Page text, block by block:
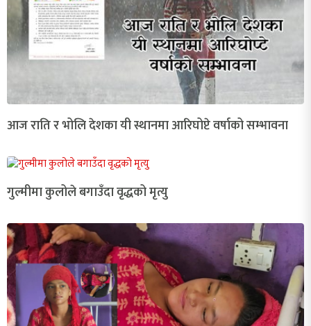
आज राति र भोलि देशका यी स्थानमा आरिघोप्टे वर्षाको सम्भावना
गुल्मीमा कुलोले बगाउँदा वृद्धको मृत्यु